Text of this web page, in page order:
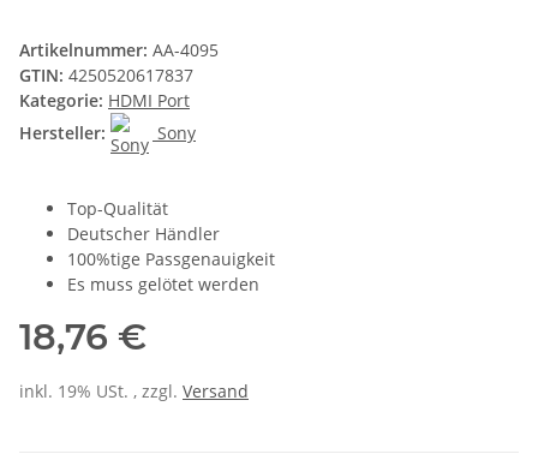
Artikelnummer: AA-4095
GTIN: 4250520617837
Kategorie: HDMI Port
Hersteller:
Sony
Top-Qualität
Deutscher Händler
100%tige Passgenauigkeit
Es muss gelötet werden
18,76 €
inkl. 19% USt. , zzgl. Versand